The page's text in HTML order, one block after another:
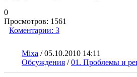
0
Просмотров: 1561
Коментарии: 3
Mixa /05.10.2010 14:11
Обсуждения /01. Проблемы и